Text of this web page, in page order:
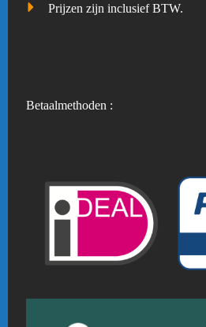
Prijzen zijn inclusief BTW.
Betaalmethoden :